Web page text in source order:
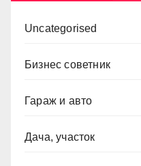
Uncategorised
Бизнес советник
Гараж и авто
Дача, участок